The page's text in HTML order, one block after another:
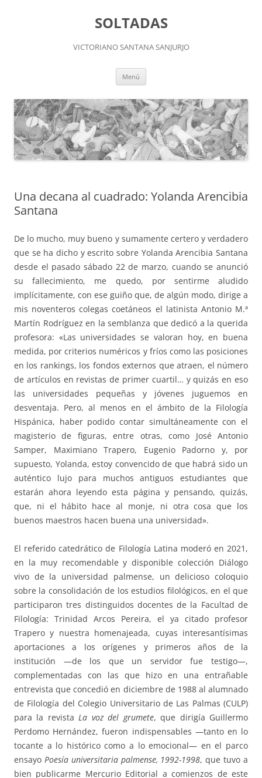
SOLTADAS
VICTORIANO SANTANA SANJURJO
Menú
Una decana al cuadrado: Yolanda Arencibia
Santana
De lo mucho, muy bueno y sumamente certero y verdadero
que se ha dicho y escrito sobre Yolanda Arencibia Santana
desde el pasado sábado 22 de marzo, cuando se anunció
su fallecimiento, me quedo, por sentirme aludido
implícitamente, con ese guiño que, de algún modo, dirige a
mis noventeros colegas coetáneos el latinista Antonio M.ª
Martín Rodríguez en la semblanza que dedicó a la querida
profesora: «Las universidades se valoran hoy, en buena
medida, por criterios numéricos y fríos como las posiciones
en los rankings, los fondos externos que atraen, el número
de artículos en revistas de primer cuartil… y quizás en eso
las universidades pequeñas y jóvenes juguemos en
desventaja. Pero, al menos en el ámbito de la Filología
Hispánica, haber podido contar simultáneamente con el
magisterio de figuras, entre otras, como José Antonio
Samper, Maximiano Trapero, Eugenio Padorno y, por
supuesto, Yolanda, estoy convencido de que habrá sido un
auténtico lujo para muchos antiguos estudiantes que
estarán ahora leyendo esta página y pensando, quizás,
que, ni el hábito hace al monje, ni otra cosa que los
buenos maestros hacen buena una universidad».
El referido catedrático de Filología Latina moderó en 2021,
en la muy recomendable y disponible colección Diálogo
vivo de la universidad palmense, un delicioso coloquio
sobre la consolidación de los estudios filológicos, en el que
participaron tres distinguidos docentes de la Facultad de
Filología: Trinidad Arcos Pereira, el ya citado profesor
Trapero y nuestra homenajeada, cuyas interesantísimas
aportaciones a los orígenes y primeros años de la
institución —de los que un servidor fue testigo—,
complementadas con las que hizo en una entrañable
entrevista que concedió en diciembre de 1988 al alumnado
de Filología del Colegio Universitario de Las Palmas (CULP)
para la revistaLa voz del grumete, que dirigía Guillermo
Perdomo Hernández, fueron indispensables —tanto en lo
tocante a lo histórico como a lo emocional— en el parco
ensayo Poesía universitaria palmense, 1992-1998, que tuvo a
bien publicarme Mercurio Editorial a comienzos de este